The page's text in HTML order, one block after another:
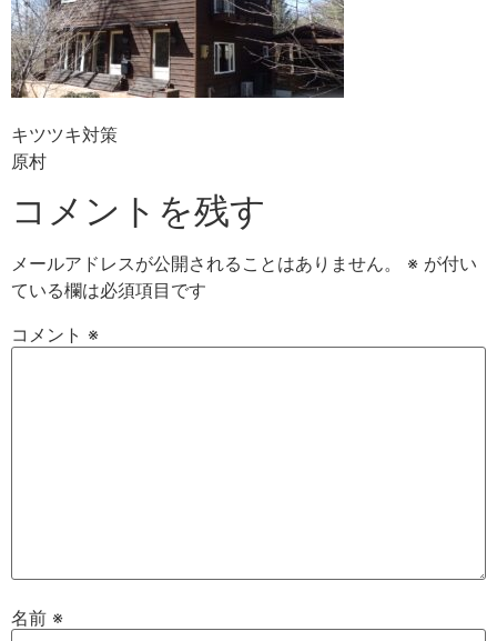
キツツキ対策
原村
コメントを残す
メールアドレスが公開されることはありません。 ※ が付い
ている欄は必須項目です
コメント ※
名前 ※